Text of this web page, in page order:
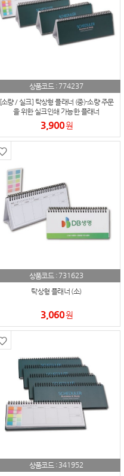
상품코드 : 774237
[소량 / 실크] 탁상형 플래너 (중)-소량 주문
을 위한 실크인쇄 가능한 플래너
3,900원
상품코드 : 731623
탁상형 플래너 (소)
3,060원
상품코드 : 341952